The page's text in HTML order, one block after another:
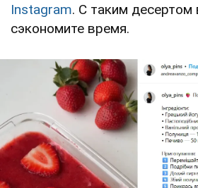
Instagram. С таким десертом
сэкономите время.